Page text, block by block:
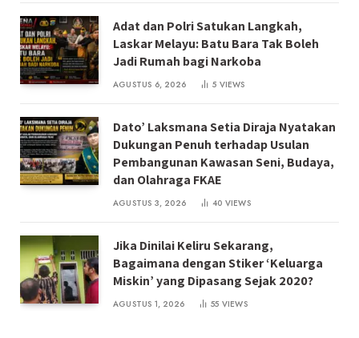
Adat dan Polri Satukan Langkah,
Laskar Melayu: Batu Bara Tak Boleh
Jadi Rumah bagi Narkoba
AGUSTUS 6, 2026 5 VIEWS
Dato’ Laksmana Setia Diraja Nyatakan
Dukungan Penuh terhadap Usulan
Pembangunan Kawasan Seni, Budaya,
dan Olahraga FKAE
AGUSTUS 3, 2026 40 VIEWS
Jika Dinilai Keliru Sekarang,
Bagaimana dengan Stiker ‘Keluarga
Miskin’ yang Dipasang Sejak 2020?
AGUSTUS 1, 2026 55 VIEWS